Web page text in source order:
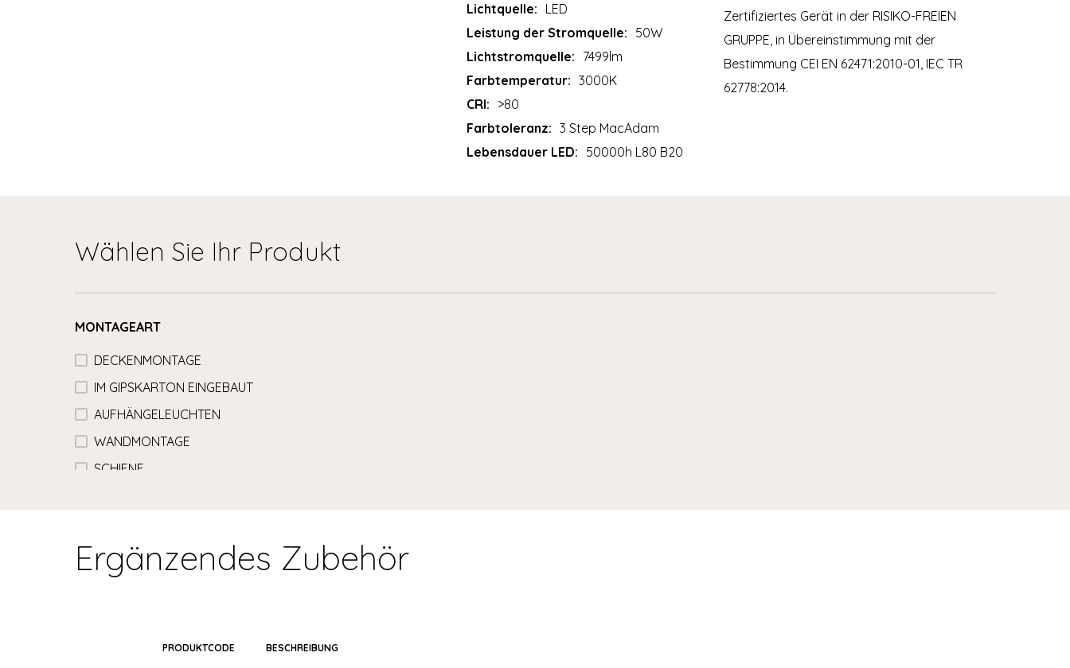
Lichtquelle: LED
Leistung der Stromquelle: 50W
Lichtstromquelle: 7499lm
Farbtemperatur: 3000K
CRI: >80
Farbtoleranz: 3 Step MacAdam
Lebensdauer LED: 50000h L80 B20
Zertifiziertes Gerät in der RISIKO-FREIEN
GRUPPE, in Übereinstimmung mit der
Bestimmung CEI EN 62471:2010-01, IEC TR
62778:2014.
Wählen Sie Ihr Produkt
MONTAGEART
DECKENMONTAGE
IM GIPSKARTON EINGEBAUT
AUFHÄNGELEUCHTEN
WANDMONTAGE
SCHIENE
Ergänzendes Zubehör
PRODUKTCODE BESCHREIBUNG